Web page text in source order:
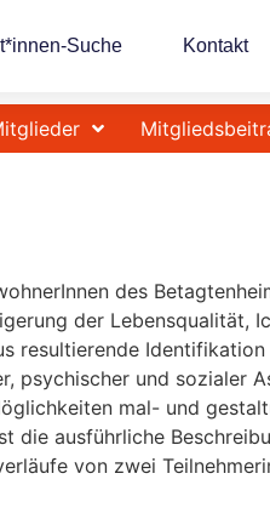
Suche Kontakt
des
der Lebensqualität,
resultierende
psychischer und sozialer
mal- und
ausführliche
von zwei